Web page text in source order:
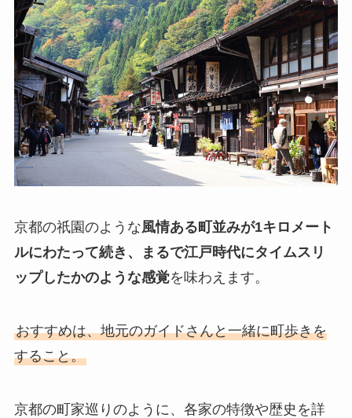
京都の祇園のような風情ある町並みが1キロメート
ルにわたって続き、まるで江戸時代にタイムスリ
ップしたかのような感覚を味わえます。
おすすめは、地元のガイドさんと一緒に町歩きを
すること。
京都の町家巡りのように、各家の特徴や歴史を詳